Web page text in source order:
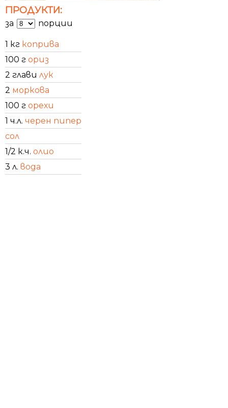
ПРОДУКТИ:
за порции
1 кг коприва
100 г ориз
2 глави лук
2 моркова
100 г орехи
1 ч.л. черен пипер
сол
1/2 к.ч. олио
3 л. вода